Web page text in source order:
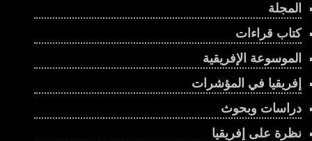
المجلة
كتاب قراءات
الموسوعة الإفريقية
إفريقيا في المؤشرات
دراسات وبحوث
نظرة على إفريقيا